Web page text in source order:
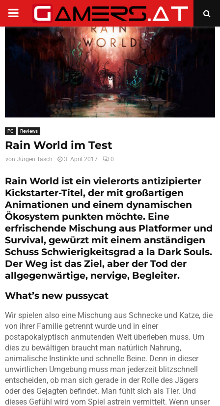
PRIMARY
MENU
PC Reviews
Rain World im Test
von Jürgen Tasch 3. April 2017 0
Rain World ist ein vielerorts antizipierter
Kickstarter-Titel, der mit großartigen
Animationen und einem dynamischen
Ökosystem punkten möchte. Eine
erfrischende Mischung aus Platformer und
Survival, gewürzt mit einem anständigen
Schuss Schwierigkeitsgrad a la Dark Souls.
Der Weg ist das Ziel, aber der Tod der
allgegenwärtige, nervige, Begleiter.
What’s new pussycat
Wir spielen also eine Mischung aus Schnecke und Katze, die
von ihrer Familie getrennt wurde und in einer
postapokalyptisch anmutenden Welt überleben muss. Um
dies zu bewältigen braucht man natürlich Nahrung,
animalische Instinkte und schnelle Beine. Denn in dieser
unwirtlichen Umgebung muss man jederzeit blitzschnell
entscheiden, ob man sich gerade in der Rolle des Jägers
oder des Gejagten befindet. Man fühlt sich als Tier. Und
dieses Gefühl wird vom Spiel astrein vermittelt. Wenn unser